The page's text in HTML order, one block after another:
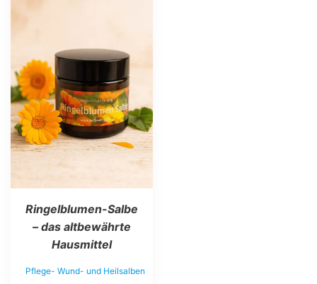
Ringelblumen-Salbe
– das altbewährte
Hausmittel
Pflege- Wund- und Heilsalben
Die
Optionen
können
auf
der
Produktseite
gewählt
werden